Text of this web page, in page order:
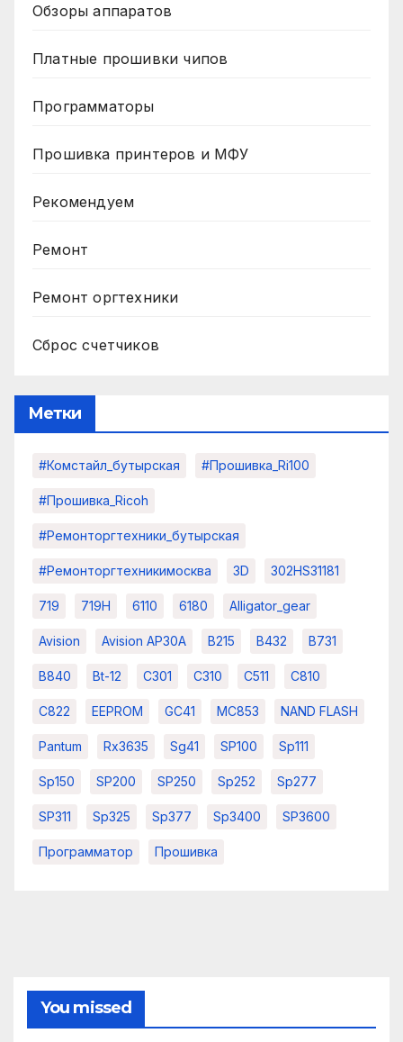
Обзоры аппаратов
Платные прошивки чипов
Программаторы
Прошивка принтеров и МФУ
Рекомендуем
Ремонт
Ремонт оргтехники
Сброс счетчиков
Метки
#комстайл_бутырская #прошивка_Ri100
#прошивка_Ricoh
#ремонторгтехники_бутырская
#ремонторгтехникимосква 3D 302HS31181
719 719H 6110 6180 Alligator_gear
Avision Avision AP30A B215 B432 B731
B840 Bt-12 C301 C310 C511 C810
C822 EEPROM GC41 MC853 NAND FLASH
Pantum Rx3635 Sg41 SP100 Sp111
Sp150 SP200 SP250 Sp252 Sp277
SP311 Sp325 Sp377 Sp3400 SP3600
Программатор Прошивка
You missed